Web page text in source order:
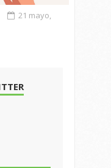
21 mayo,